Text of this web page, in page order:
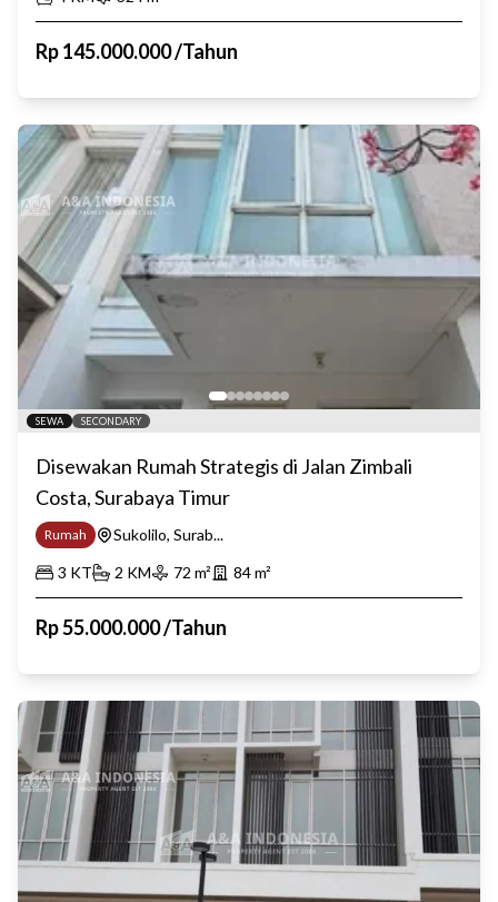
Rp145.000.000/Tahun
SEWA SECONDARY
Disewakan Rumah Strategis di Jalan Zimbali
Costa, Surabaya Timur
Rumah
Sukolilo, Surab...
3 KT 2 KM 72 m² 84m²
Rp55.000.000/Tahun